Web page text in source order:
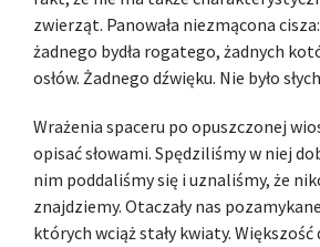
zwierząt. Panowała niezmącona
żadnego bydła rogatego, żadnych
osłów. Żadnego dźwięku. Nie było
Wrażenia spaceru po opuszczonej
opisać słowami. Spędziliśmy w niej
nim poddaliśmy się i uznaliśmy, że
znajdziemy. Otaczały nas
których wciąż stały kwiaty. Większość